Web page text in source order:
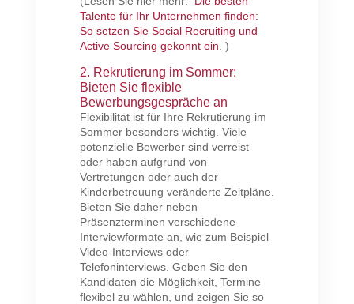
Talente für Ihr Unternehmen finden:
So setzen Sie Social Recruiting und
Active Sourcing gekonnt ein . )
2. Rekrutierung im Sommer:
Bieten Sie flexible
Bewerbungsgespräche an
Flexibilität ist für Ihre Rekrutierung im
Sommer besonders wichtig. Viele
potenzielle Bewerber sind verreist
oder haben aufgrund von
Vertretungen oder auch der
Kinderbetreuung veränderte Zeitpläne.
Bieten Sie daher neben
Präsenzterminen verschiedene
Interviewformate an, wie zum Beispiel
Video-Interviews oder
Telefoninterviews. Geben Sie den
Kandidaten die Möglichkeit, Termine
flexibel zu wählen, und zeigen Sie so